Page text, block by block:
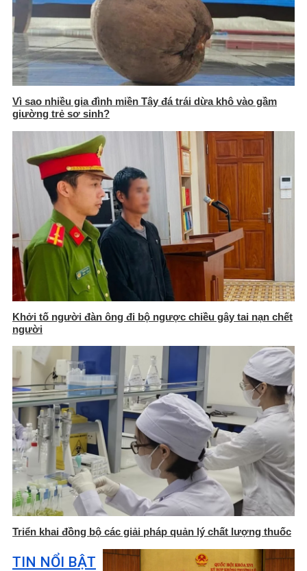
Vì sao nhiều gia đình miền Tây đá trái dừa khô vào gầm
giường trẻ sơ sinh?
Khởi tố người đàn ông đi bộ ngược chiều gây tai nạn chết
người
Triển khai đồng bộ các giải pháp quản lý chất lượng thuốc
TIN NỔI BẬT